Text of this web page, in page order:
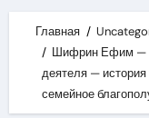
Главная
Шифрин Ефим —
деятеля — история
семейное